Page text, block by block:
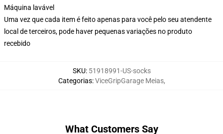
Máquina lavável
Uma vez que cada item é feito apenas para você pelo seu atendente
local de terceiros, pode haver pequenas variações no produto
recebido
SKU: 51918991-US-socks
Categorias:ViceGripGarage Meias,
What Customers Say